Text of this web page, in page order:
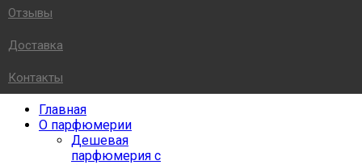
Главная
О парфюмерии
Дешевая
парфюмерия с
Отзывы
Доставка
Контакты